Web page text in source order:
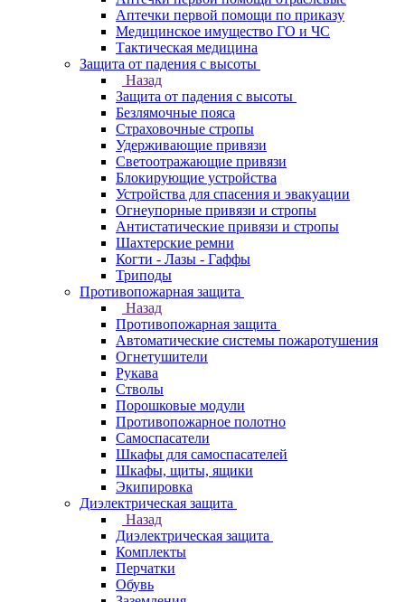
Аптечки первой помощи по приказу
Медицинское имущество ГО и ЧС
Тактическая медицина
Защита от падения с высоты
Назад
Защита от падения с высоты
Безлямочные пояса
Страховочные стропы
Удерживающие привязи
Светоотражающие привязи
Блокирующие устройства
Устройства для спасения и эвакуации
Огнеупорные привязи и стропы
Антистатические привязи и стропы
Шахтерские ремни
Когти - Лазы - Гаффы
Триподы
Противопожарная защита
Назад
Противопожарная защита
Автоматические системы пожаротушения
Огнетушители
Рукава
Стволы
Порошковые модули
Противопожарное полотно
Самоспасатели
Шкафы для самоспасателей
Шкафы, щиты, ящики
Экипировка
Диэлектрическая защита
Назад
Диэлектрическая защита
Комплекты
Перчатки
Обувь